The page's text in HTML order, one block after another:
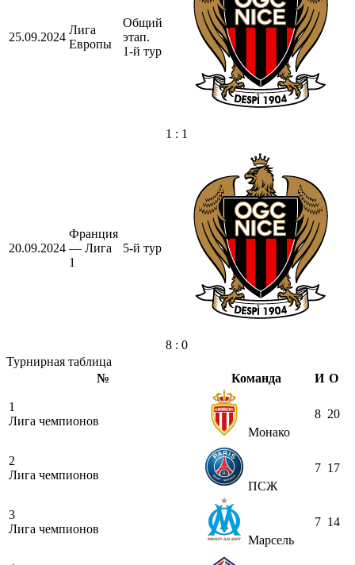
25.09.2024
Лига
Европы
Общий
этап.
1-й тур
1 : 1
20.09.2024
Франция
— Лига
1
5-й тур
8 : 0
Турнирная таблица
№
Команда И О
1
Лига чемпионов
Монако
8 20
2
Лига чемпионов
ПСЖ
7 17
3
Лига чемпионов
Марсель
7 14